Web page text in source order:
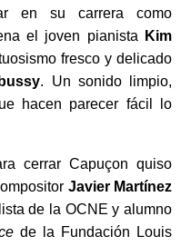
en su carrera como
el joven pianista Kim
fresco y delicado
. Un sonido limpio,
hacen parecer fácil lo
cerrar Capuçon quiso
Javier Martínez
de la OCNE y alumno
de la Fundación Louis